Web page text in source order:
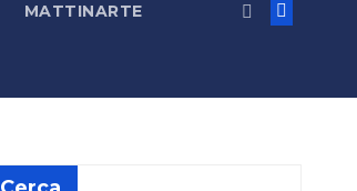
MATTINARTE